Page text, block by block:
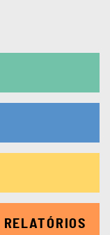
RELATÓRIOS